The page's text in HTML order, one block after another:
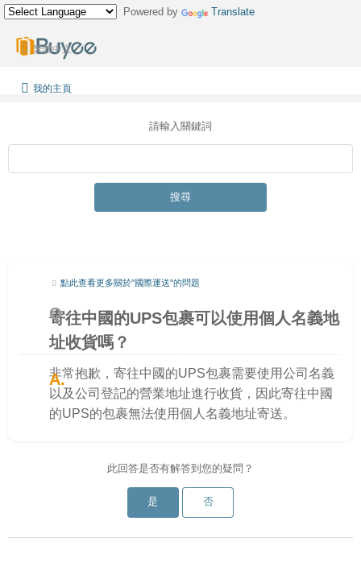
Powered by Translate
繁體中文
我的主頁
請輸入關鍵詞
搜尋
點此查看更多關於"國際運送"的問題
寄往中國的UPS包裹可以使用個人名義地
址收貨嗎？
非常抱歉，寄往中國的UPS包裹需要使用公司名義
以及公司登記的營業地址進行收貨，因此寄往中國
的UPS的包裹無法使用個人名義地址寄送。
此回答是否有解答到您的疑問？
是 否